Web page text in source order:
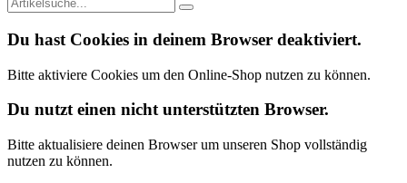
Du hast Cookies in deinem Browser deaktiviert.
Bitte aktiviere Cookies um den Online-Shop nutzen zu können.
Du nutzt einen nicht unterstützten Browser.
Bitte aktualisiere deinen Browser um unseren Shop vollständig
nutzen zu können.